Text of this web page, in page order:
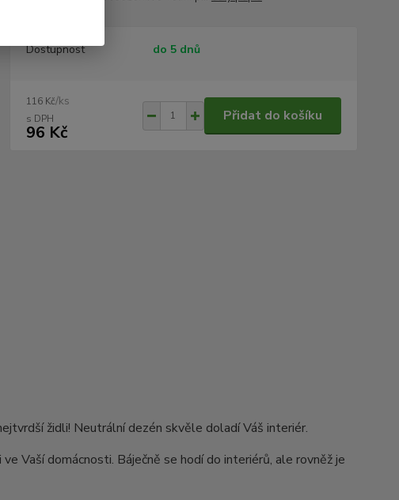
Dostupnost do 5 dnů
116 Kč/ks
96 Kč
Přidat do košíku
židli! Neutrální dezén skvěle doladí Váš interiér.
Vaší domácnosti. Báječně se hodí do interiérů, ale rovněž je